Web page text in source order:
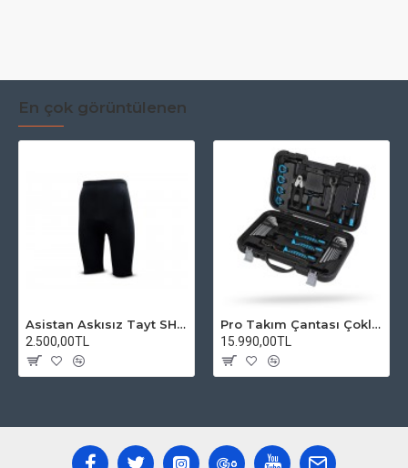
En çok görüntülenen
Asistan Askısız Tayt SH20 Pedli Siyah
2.500,00TL
Pro Takım Çantası Çoklu Tamir Seti
15.990,00TL